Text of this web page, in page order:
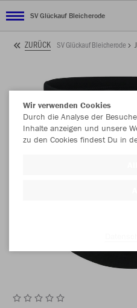
SV Glückauf Bleicherode
ZURÜCK SV Glückauf Bleicherode
Wir verwenden Cookies
Durch die Analyse der
Inhalte anzeigen und unsere
zu den Cookies findest Du in